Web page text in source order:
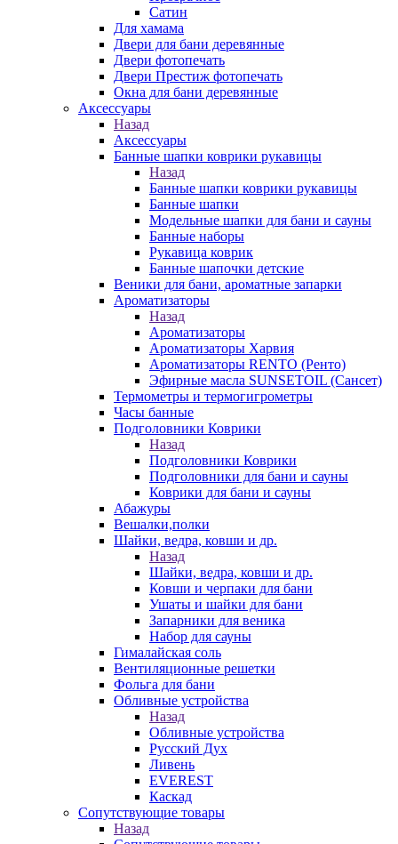
Сатин
Для хамама
Двери для бани деревянные
Двери фотопечать
Двери Престиж фотопечать
Окна для бани деревянные
Аксессуары
Назад
Аксессуары
Банные шапки коврики рукавицы
Назад
Банные шапки коврики рукавицы
Банные шапки
Модельные шапки для бани и сауны
Банные наборы
Рукавица коврик
Банные шапочки детские
Веники для бани, ароматные запарки
Ароматизаторы
Назад
Ароматизаторы
Ароматизаторы Харвия
Ароматизаторы RENTO (Ренто)
Эфирные масла SUNSETOIL (Сансет)
Термометры и термогигрометры
Часы банные
Подголовники Коврики
Назад
Подголовники Коврики
Подголовники для бани и сауны
Коврики для бани и сауны
Абажуры
Вешалки,полки
Шайки, ведра, ковши и др.
Назад
Шайки, ведра, ковши и др.
Ковши и черпаки для бани
Ушаты и шайки для бани
Запарники для веника
Набор для сауны
Гималайская соль
Вентиляционные решетки
Фольга для бани
Обливные устройства
Назад
Обливные устройства
Русский Дух
Ливень
EVEREST
Каскад
Сопутствующие товары
Назад